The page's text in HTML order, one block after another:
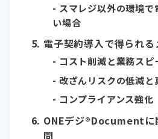
スマレジ以外の環境
い場合
電子契約導入で得られる
コスト削減と業務スピ
改ざんリスクの低減と
コンプライアンス強化
ONEデジ®Documentに
問